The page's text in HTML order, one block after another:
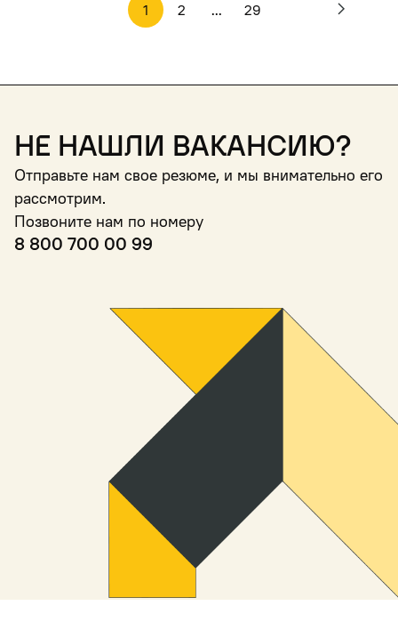
1 2 ... 29
Не нашли вакансию?
Отправьте нам свое резюме, и мы внимательно его
рассмотрим.
Позвоните нам по номеру
8 800 700 00 99